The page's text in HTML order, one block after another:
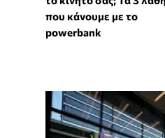
που κάνουμε με το
powerbank